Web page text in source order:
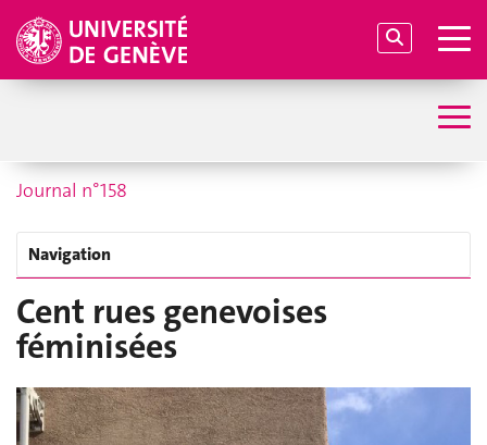
Journal n°158
Navigation
Cent rues genevoises
féminisées